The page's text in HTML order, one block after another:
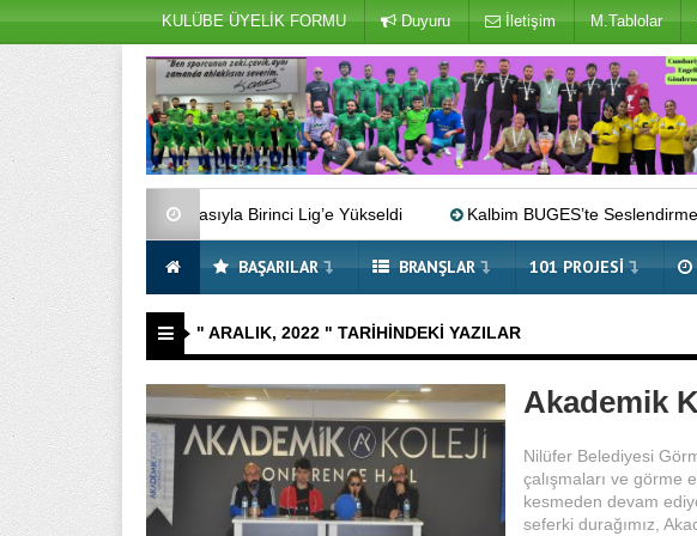
KULÜBE ÜYELİK FORMU Duyuru İletişim M.Tablolar
Kupasıyla Birinci Lig’e Yükseldi Kalbim BUGES’te Seslendirme Dönemi Sona
BAŞARILAR BRANŞLAR 101 PROJESI
" ARALIK, 2022 " TARIHINDEKI YAZILAR
Akademik
Nilüfer Belediyesi
çalışmaları ve görme
kesmeden devam
seferki durağımız,